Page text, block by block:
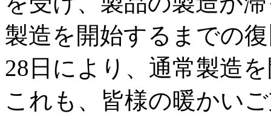
製造を開始するまでの
28日により、通常製造
これも、皆様の暖かい